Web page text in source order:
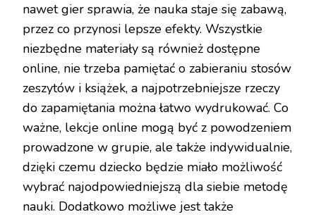
nawet gier sprawia, że nauka staje się zabawą,
przez co przynosi lepsze efekty. Wszystkie
niezbędne materiały są również dostępne
online, nie trzeba pamiętać o zabieraniu stosów
zeszytów i książek, a najpotrzebniejsze rzeczy
do zapamiętania można łatwo wydrukować. Co
ważne, lekcje online mogą być z powodzeniem
prowadzone w grupie, ale także indywidualnie,
dzięki czemu dziecko będzie miało możliwość
wybrać najodpowiedniejszą dla siebie metodę
nauki. Dodatkowo możliwe jest także